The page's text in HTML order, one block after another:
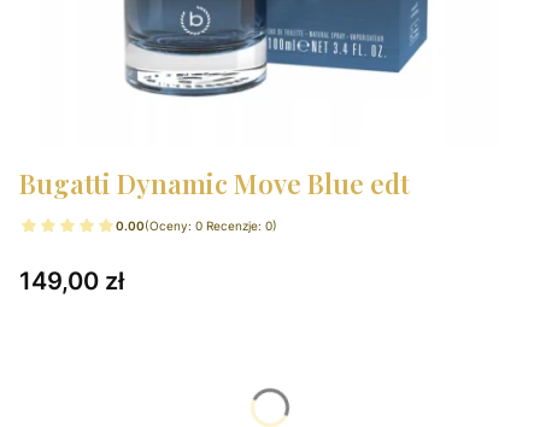
Bugatti Dynamic Move Blue edt
0.00(Oceny: 0 Recenzje: 0)
Cena
149,00 zł